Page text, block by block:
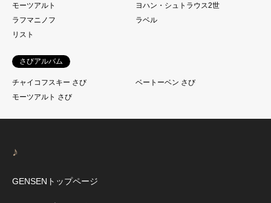
モーツアルト
ヨハン・シュトラウス2世
ラフマニノフ
ラベル
リスト
さびアルバム
チャイコフスキー さび
ベートーベン さび
モーツアルト さび
♪
GENSENトップページ